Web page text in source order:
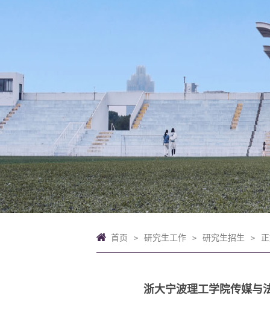
首页 > 研究生工作 > 研究生招生 >
浙大宁波理工学院传媒与